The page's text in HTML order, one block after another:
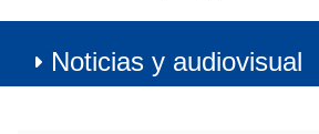
Noticias y audiovisual